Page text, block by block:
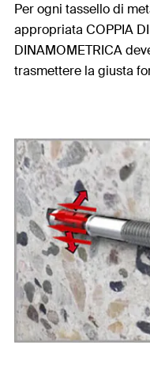
Per ogni tassello di
appropriata COPPIA
DINAMOMETRICA
trasmettere la giusta